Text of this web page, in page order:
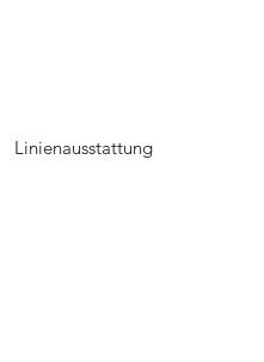
Linienausstattung